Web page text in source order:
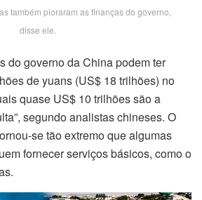
também pioraram as finanças do governo,
disse ele.
do governo da China podem ter
de yuans (US$ 18 trilhões) no
quase US$ 10 trilhões são a
segundo analistas chineses. O
se tão extremo que algumas
fornecer serviços básicos, como o